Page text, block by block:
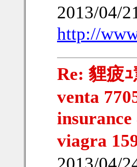
2013/04/
http://
Re: 貍疲
venta
insurance
viagra